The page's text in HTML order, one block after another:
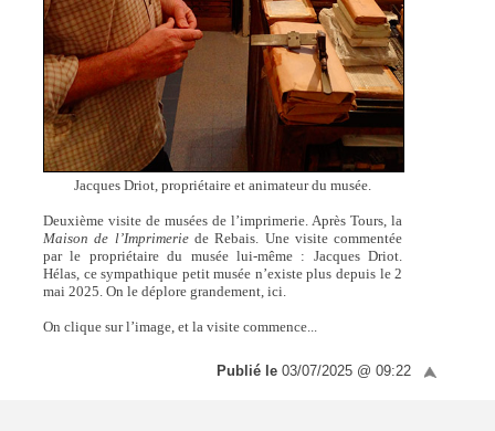
Jacques Driot, propriétaire et animateur du musée.
Deuxième visite de musées de l’imprimerie. Après Tours, la
Maison de l’Imprimeriede Rebais. Une visite commentée
par le propriétaire du musée lui-même : Jacques Driot.
Hélas, ce sympathique petit musée n’existe plus depuis le 2
mai 2025. On le déplore grandement, ici.
On clique sur l’image, et la visite commence...
Publié le 03/07/2025 @ 09:22